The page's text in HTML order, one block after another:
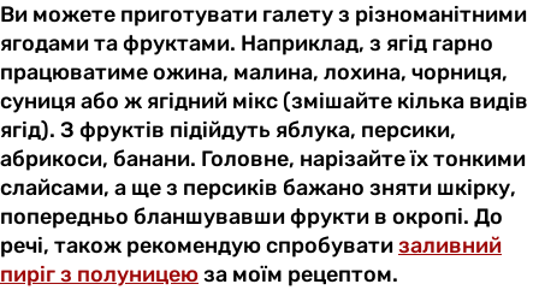
Ви можете приготувати галету з різноманітними
ягодами та фруктами. Наприклад, з ягід гарно
працюватиме ожина, малина, лохина, чорниця,
суниця або ж ягідний мікс (змішайте кілька видів
ягід). З фруктів підійдуть яблука, персики,
абрикоси, банани. Головне, нарізайте їх тонкими
слайсами, а ще з персиків бажано зняти шкірку,
попередньо бланшувавши фрукти в окропі. До
речі, також рекомендую спробуватизаливний
пиріг з полуницеюза моїм рецептом.